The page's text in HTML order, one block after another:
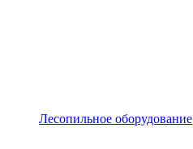
Лесопильное оборудование